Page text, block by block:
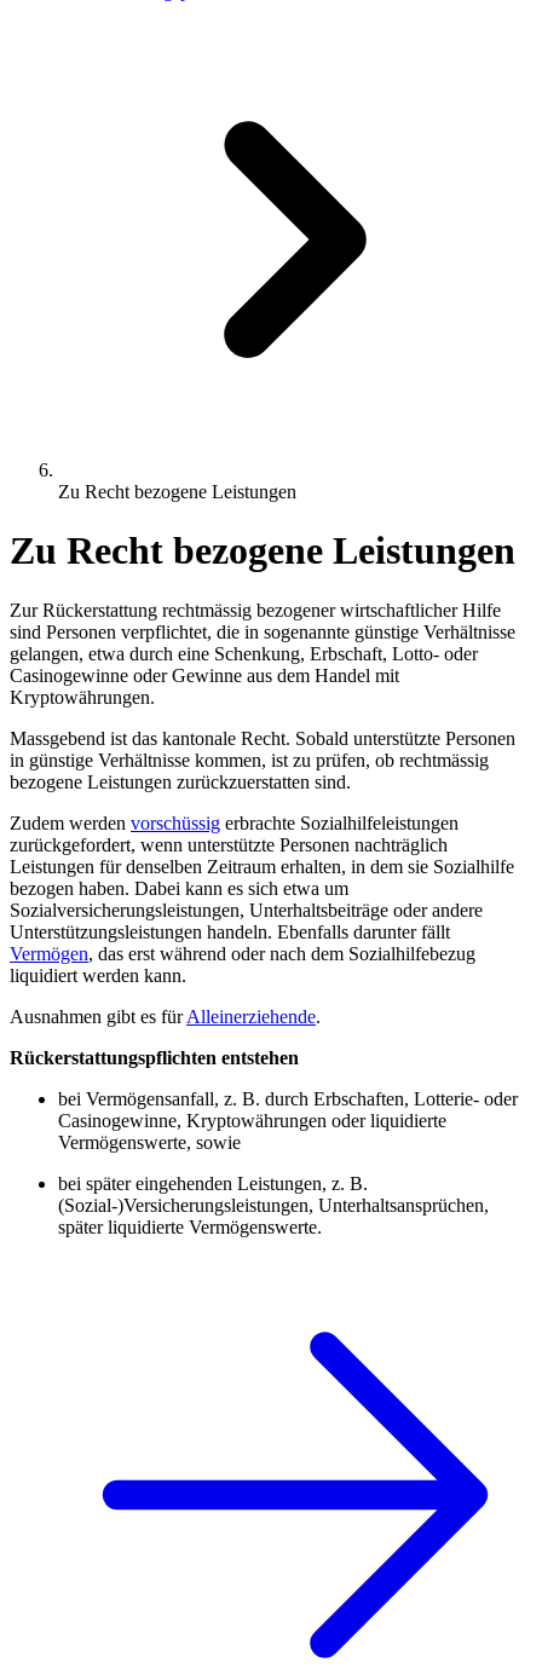
Zu Recht bezogene Leistungen
Zu Recht bezogene Leistungen
Zur Rückerstattung rechtmässig bezogener wirtschaftlicher Hilfe
sind Personen verpflichtet, die in sogenannte günstige Verhältnisse
gelangen, etwa durch eine Schenkung, Erbschaft, Lotto- oder
Casinogewinne oder Gewinne aus dem Handel mit
Kryptowährungen.
Massgebend ist das kantonale Recht. Sobald unterstützte Personen
in günstige Verhältnisse kommen, ist zu prüfen, ob rechtmässig
bezogene Leistungen zurückzuerstatten sind.
Zudem werden vorschüssig erbrachte Sozialhilfeleistungen
zurückgefordert, wenn unterstützte Personen nachträglich
Leistungen für denselben Zeitraum erhalten, in dem sie Sozialhilfe
bezogen haben. Dabei kann es sich etwa um
Sozialversicherungsleistungen, Unterhaltsbeiträge oder andere
Unterstützungsleistungen handeln. Ebenfalls darunter fällt
Vermögen, das erst während oder nach dem Sozialhilfebezug
liquidiert werden kann.
Ausnahmen gibt es fürAlleinerziehende.
Rückerstattungspflichten entstehen
bei Vermögensanfall, z. B. durch Erbschaften, Lotterie- oder
Casinogewinne, Kryptowährungen oder liquidierte
Vermögenswerte, sowie
bei später eingehenden Leistungen, z. B.
(Sozial-)Versicherungsleistungen, Unterhaltsansprüchen,
später liquidierte Vermögenswerte.